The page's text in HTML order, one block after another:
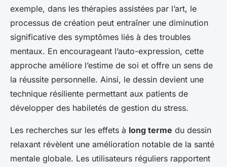
exemple, dans les thérapies assistées par l’art, le
processus de création peut entraîner une diminution
significative des symptômes liés à des troubles
mentaux. En encourageant l’auto-expression, cette
approche améliore l’estime de soi et offre un sens de
la réussite personnelle. Ainsi, le dessin devient une
technique résiliente permettant aux patients de
développer des habiletés de gestion du stress.
Les recherches sur les effets à long terme du dessin
relaxant révèlent une amélioration notable de la santé
mentale globale. Les utilisateurs réguliers rapportent